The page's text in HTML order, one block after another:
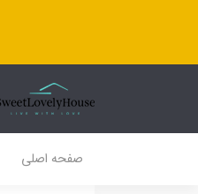
صفحه اصلی